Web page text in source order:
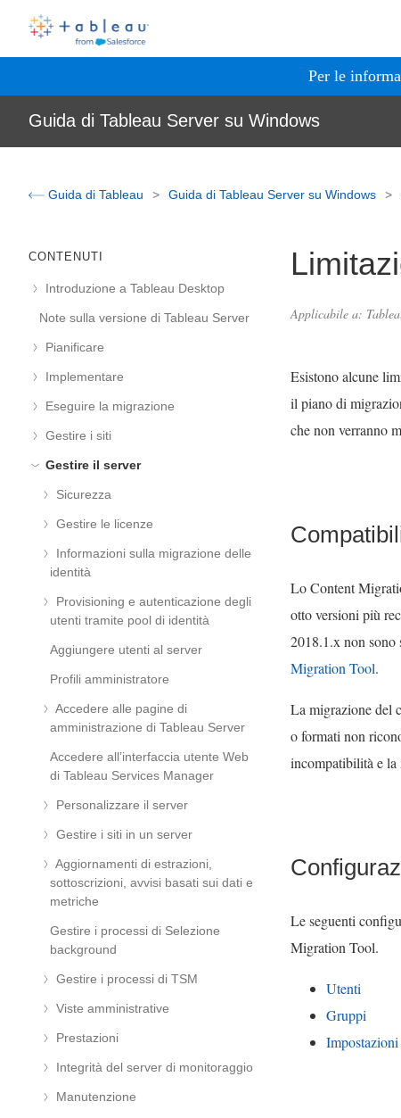
Per le
Guida di Tableau Server su Windows
Guida di Tableau Guida di Tableau Server su Windows
CONTENUTI
Introduzione a Tableau Desktop
Note sulla versione di Tableau Server
Pianificare
Implementare
Eseguire la migrazione
Gestire i siti
Gestire il server
Sicurezza
Gestire le licenze
Informazioni sulla migrazione delle
identità
Provisioning e autenticazione degli
utenti tramite pool di identità
Aggiungere utenti al server
Profili amministratore
Accedere alle pagine di
amministrazione di Tableau Server
Accedere all’interfaccia utente Web
di Tableau Services Manager
Personalizzare il server
Gestire i siti in un server
Aggiornamenti di estrazioni,
sottoscrizioni, avvisi basati sui dati e
metriche
Gestire i processi di Selezione
background
Gestire i processi di TSM
Viste amministrative
Prestazioni
Integrità del server di monitoraggio
Manutenzione
Applicabile a:
Esistono alcune
il piano di
che non verranno
LoContent
otto versioni più
2018.1.x non
Migration Tool.
La migrazione del
o formati non
incompatibilità e la
Le seguenti
Migration Tool.
Utenti
Gruppi